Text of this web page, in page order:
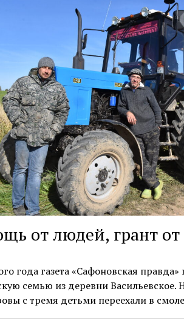
от людей, грант от
года газета «Сафоновская
семью из деревни Васильевское.
с тремя детьми переехали в